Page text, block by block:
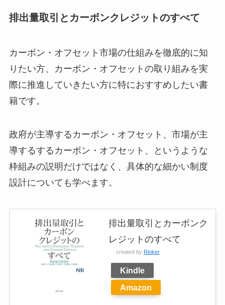
排出量取引とカーボンクレジットのすべて
カーボン・オフセット市場の仕組みを徹底的に知
りたい方、カーボン・オフセットの取り組みを実
際に推進していきたい方に特におすすめしたい書
籍です。
政府が主導するカーボン・オフセット、市場が主
導するするカーボン・オフセット、というような
枠組みの説明だけではなく、具体的な細かい制度
設計についても学べます。
排出量取引とカーボンク
レジットのすべて
created by Rinker
Kindle
Amazon